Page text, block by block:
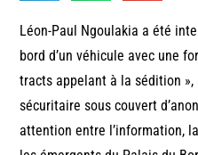
Léon-Paul Ngoulakia a été
bord d’un véhicule avec une
tracts appelant à la sédition »,
sécuritaire sous couvert
attention entre l’information,